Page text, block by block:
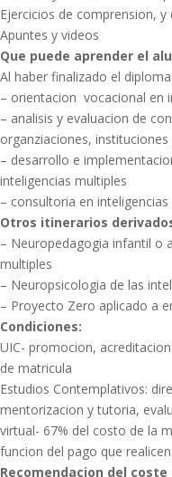
Ejercicios de comprension,
Apuntes y videos
Que puede aprender el
Al haber finalizado el
– orientacion vocacional en
– analisis y evaluacion de
organziaciones, instituciones
– desarrollo e
inteligencias multiples
– consultoria en
Otros itinerarios
– Neuropedagogia infantil o
multiples
– Neuropsicologia de las
– Proyecto Zero aplicado a
Condiciones:
UIC- promocion,
de matricula
Estudios Contemplativos:
mentorizacion y tutoria,
virtual- 67% del costo de la
funcion del pago que
Recomendacion del coste